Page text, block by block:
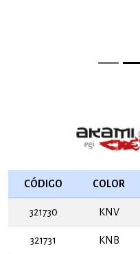
CÓDIGO COLOR
321730 KNV
321731 KNB